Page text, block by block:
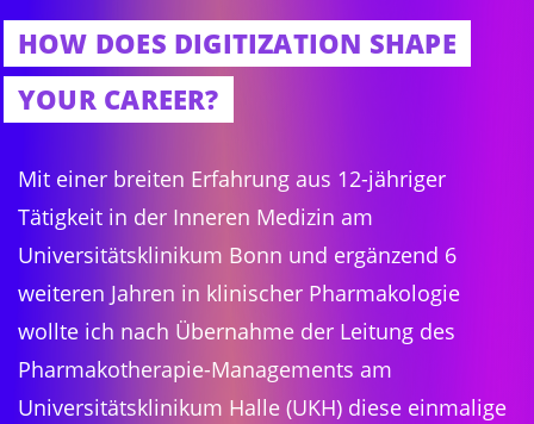
HOW DOES DIGITIZATION SHAPE
YOUR CAREER?
Mit einer breiten Erfahrung aus 12-jähriger
Tätigkeit in der Inneren Medizin am
Universitätsklinikum Bonn und ergänzend 6
weiteren Jahren in klinischer Pharmakologie
wollte ich nach Übernahme der Leitung des
Pharmakotherapie-Managements am
Universitätsklinikum Halle (UKH) diese einmalige